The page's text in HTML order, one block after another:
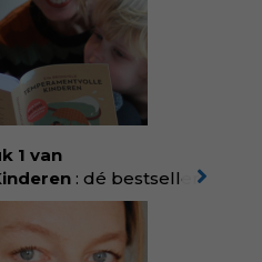
1 van
: dé bestseller
In het boek
vind je 25 jaar
Met ruim 50.000